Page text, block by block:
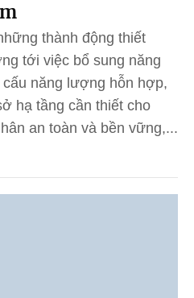
thành động thiết
tới việc bổ sung năng
năng lượng hỗn hợp,
hạ tầng cần thiết cho
an toàn và bền vững,...